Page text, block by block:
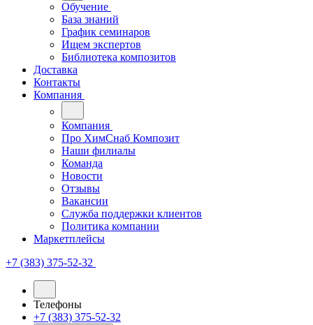
Обучение
База знаний
График семинаров
Ищем экспертов
Библиотека композитов
Доставка
Контакты
Компания
Компания
Про ХимСнаб Композит
Наши филиалы
Команда
Новости
Отзывы
Вакансии
Служба поддержки клиентов
Политика компании
Маркетплейсы
+7 (383) 375-52-32
Телефоны
+7 (383) 375-52-32